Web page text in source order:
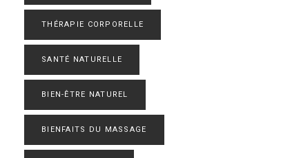
THÉRAPIE CORPORELLE
SANTÉ NATURELLE
BIEN-ÊTRE NATUREL
BIENFAITS DU MASSAGE